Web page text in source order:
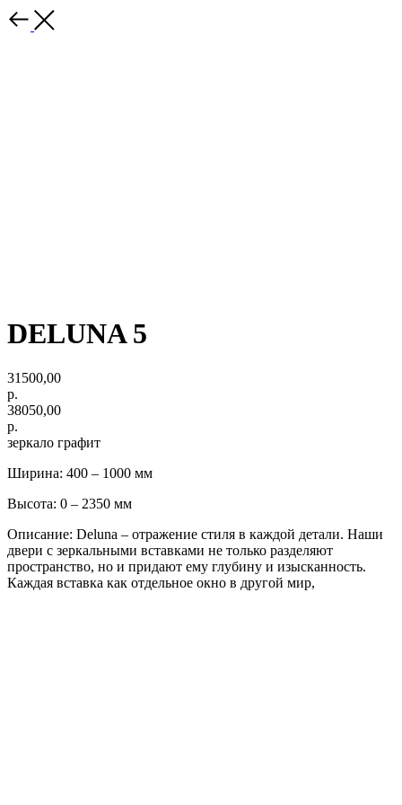
DELUNA 5
31500,00
р.
38050,00
р.
зеркало графит
Ширина: 400 – 1000 мм
Высота: 0 – 2350 мм
Описание: Deluna – отражение стиля в каждой детали. Наши
двери с зеркальными вставками не только разделяют
пространство, но и придают ему глубину и изысканность.
Каждая вставка как отдельное окно в другой мир,